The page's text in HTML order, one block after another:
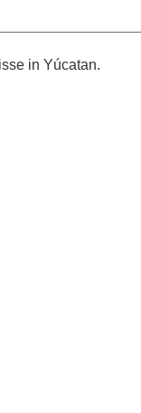
in Yúcatan.